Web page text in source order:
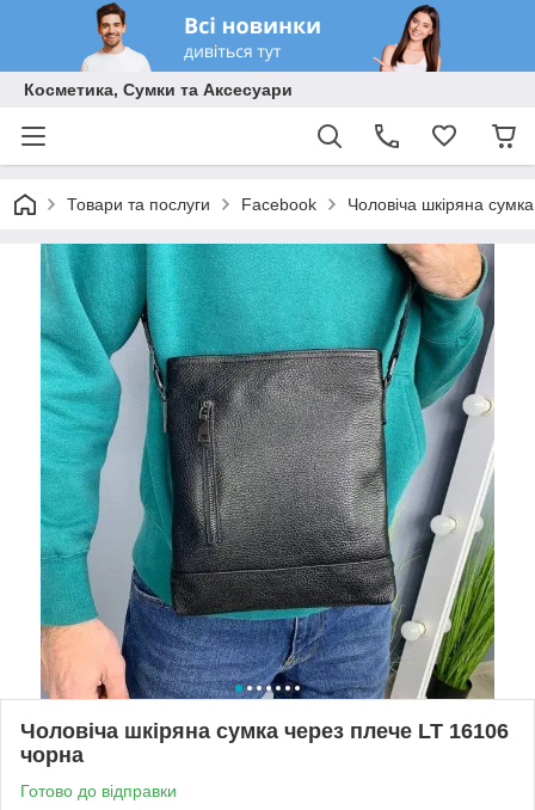
Косметика, Сумки та Аксесуари
Товари та послуги Facebook Чоловіча шкіряна
Чоловіча шкіряна сумка через плече LT 16106
чорна
Готово до відправки